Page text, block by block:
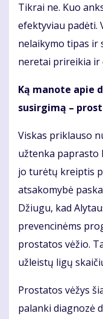
Tikrai ne. Kuo
efektyviau padėti.
nelaikymo tipas ir
neretai prireikia ir
Ką manote apie
susirgimą –
Viskas priklauso
užtenka paprasto
jo turėtų kreiptis
atsakomybė
Džiugu, kad
prevencinėms
prostatos vėžio.
užleistų ligų
Prostatos vėžys
palanki diagnozė